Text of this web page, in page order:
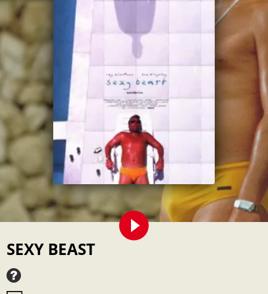
SEXY BEAST